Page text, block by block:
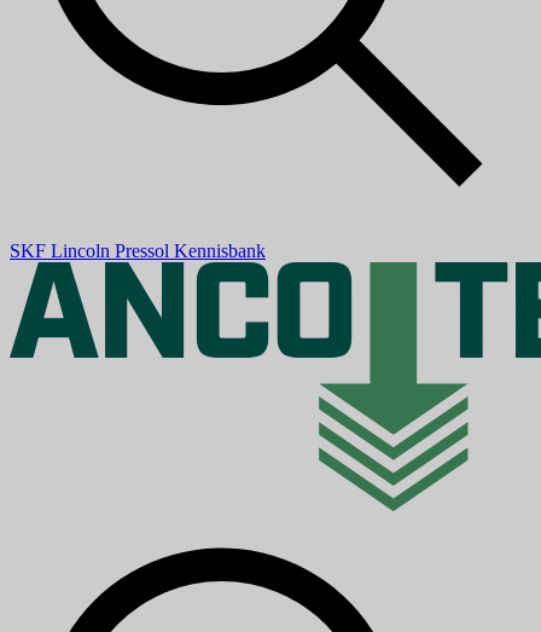
SKF Lincoln Pressol Kennisbank